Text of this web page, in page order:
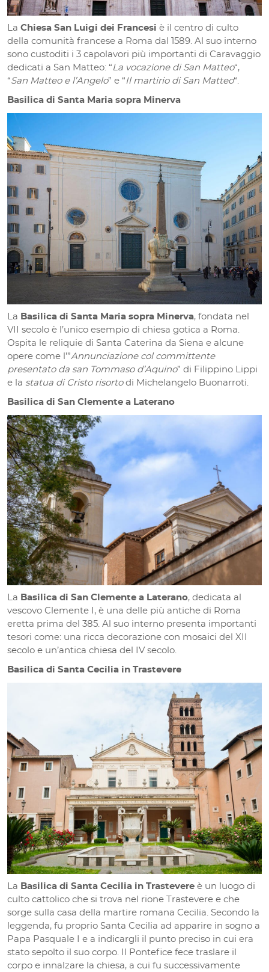
La Chiesa San Luigi dei Francesi è il centro di culto
della comunità francese a Roma dal 1589. Al suo interno
sono custoditi i 3 capolavori più importanti di Caravaggio
dedicati a San Matteo: “La vocazione di San Matteo“,
“San Matteo e l’Angelo” e “Il martirio di San Matteo“.
Basilica di Santa Maria sopra Minerva
La Basilica di Santa Maria sopra Minerva, fondata nel
VII secolo è l’unico esempio di chiesa gotica a Roma.
Ospita le reliquie di Santa Caterina da Siena e alcune
opere come l’”Annunciazione col committente
presentato da san Tommaso d’Aquino” di Filippino Lippi
e la statua di Cristo risortodi Michelangelo Buonarroti.
Basilica di San Clemente a Laterano
La Basilica di San Clemente a Laterano, dedicata al
vescovo Clemente I, è una delle più antiche di Roma
eretta prima del 385. Al suo interno presenta importanti
tesori come: una ricca decorazione con mosaici del XII
secolo e un’antica chiesa del IV secolo.
Basilica di Santa Cecilia in Trastevere
La Basilica di Santa Cecilia in Trastevere è un luogo di
culto cattolico che si trova nel rione Trastevere e che
sorge sulla casa della martire romana Cecilia. Secondo la
leggenda, fu proprio Santa Cecilia ad apparire in sogno a
Papa Pasquale I e a indicargli il punto preciso in cui era
stato sepolto il suo corpo. Il Pontefice fece traslare il
corpo e innalzare la chiesa, a cui fu successivamente